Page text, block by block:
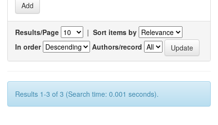
Results/Page | Sort items by
In order
Authors/record
Results 1-3 of 3 (Search time: 0.001 seconds).